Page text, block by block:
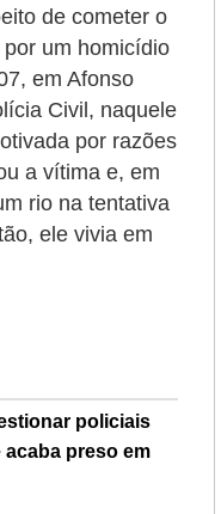
de cometer o
um homicídio
em Afonso
Civil, naquele
por razões
a vítima e, em
rio na tentativa
ele vivia em
policiais
acaba preso em